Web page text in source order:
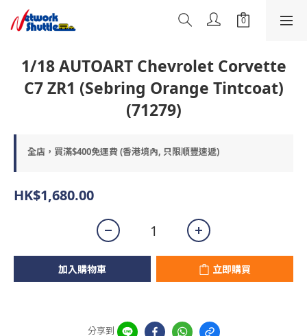
1/18 AUTOART Chevrolet Corvette
C7 ZR1 (Sebring Orange Tintcoat)
(71279)
全店，買滿$400免運費 (香港境內, 只限順豐速遞)
HK$1,680.00
加入購物車 立即購買
分享到